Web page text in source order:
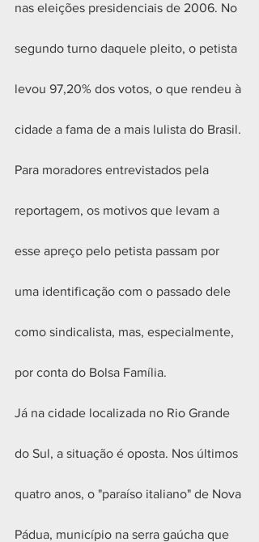
nas eleições presidenciais de 2006. No
segundo turno daquele pleito, o petista
levou 97,20% dos votos, o que rendeu à
cidade a fama de a mais lulista do Brasil.
Para moradores entrevistados pela
reportagem, os motivos que levam a
esse apreço pelo petista passam por
uma identificação com o passado dele
como sindicalista, mas, especialmente,
por conta do Bolsa Família.
Já na cidade localizada no Rio Grande
do Sul, a situação é oposta. Nos últimos
quatro anos, o "paraíso italiano" de Nova
Pádua, município na serra gaúcha que